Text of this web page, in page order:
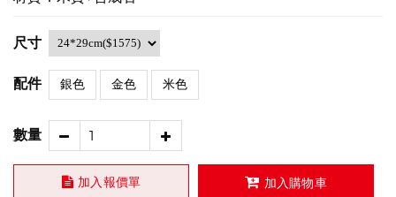
尺寸
配件 銀色 金色 米色
數量
加入報價單 加入購物車